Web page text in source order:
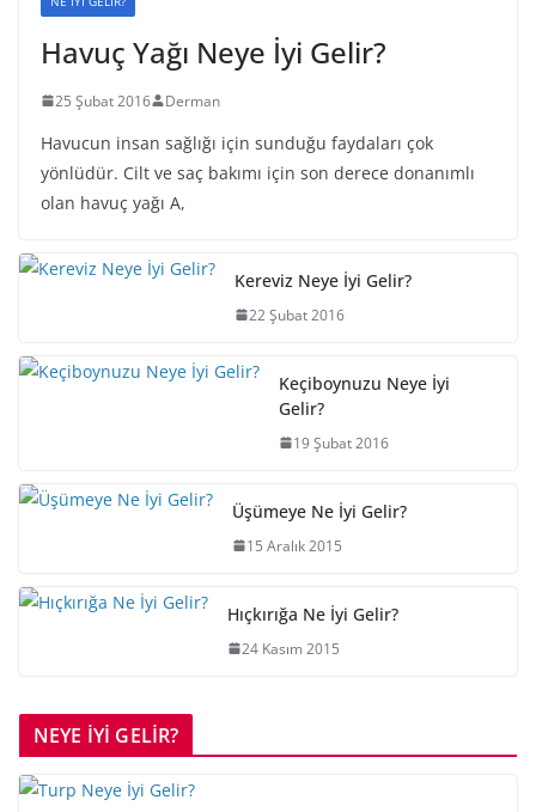
Havuç Yağı Neye İyi Gelir?
25 Şubat 2016 Derman
Havucun insan sağlığı için sunduğu faydaları çok
yönlüdür. Cilt ve saç bakımı için son derece donanımlı
olan havuç yağı A,
Kereviz Neye İyi Gelir?
22 Şubat 2016
Keçiboynuzu Neye İyi
Gelir?
19 Şubat 2016
Üşümeye Ne İyi Gelir?
15 Aralık 2015
Hıçkırığa Ne İyi Gelir?
24 Kasım 2015
NEYE İYİ GELİR?